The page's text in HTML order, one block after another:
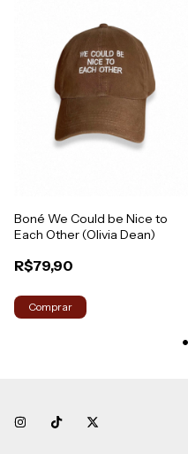
Boné We Could be Nice to
Each Other (Olivia Dean)
R$79,90